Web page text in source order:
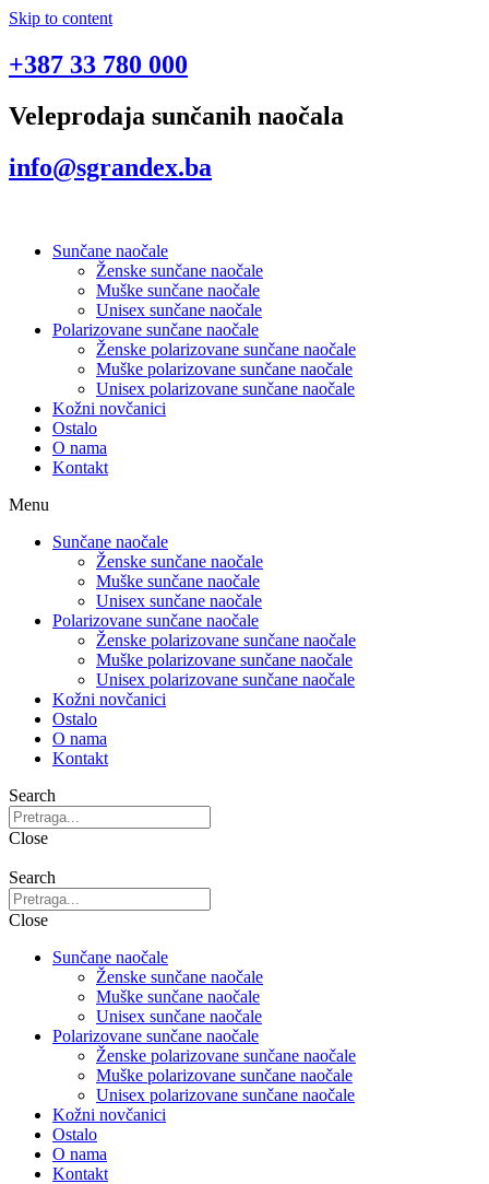
Skip to content
+387 33 780 000
Veleprodaja sunčanih naočala
info@sgrandex.ba
Sunčane naočale
Ženske sunčane naočale
Muške sunčane naočale
Unisex sunčane naočale
Polarizovane sunčane naočale
Ženske polarizovane sunčane naočale
Muške polarizovane sunčane naočale
Unisex polarizovane sunčane naočale
Kožni novčanici
Ostalo
O nama
Kontakt
Menu
Sunčane naočale
Ženske sunčane naočale
Muške sunčane naočale
Unisex sunčane naočale
Polarizovane sunčane naočale
Ženske polarizovane sunčane naočale
Muške polarizovane sunčane naočale
Unisex polarizovane sunčane naočale
Kožni novčanici
Ostalo
O nama
Kontakt
Search
Close
Search
Close
Sunčane naočale
Ženske sunčane naočale
Muške sunčane naočale
Unisex sunčane naočale
Polarizovane sunčane naočale
Ženske polarizovane sunčane naočale
Muške polarizovane sunčane naočale
Unisex polarizovane sunčane naočale
Kožni novčanici
Ostalo
O nama
Kontakt